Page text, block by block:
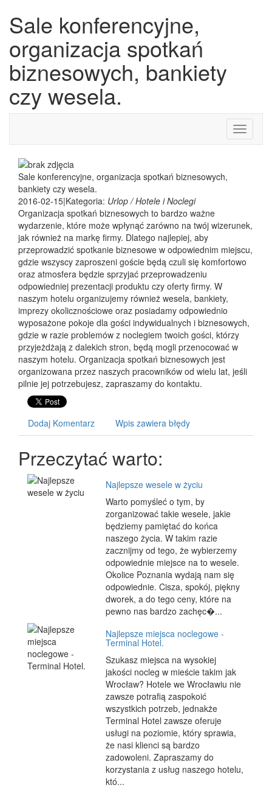
Sale konferencyjne,
organizacja spotkań
biznesowych, bankiety
czy wesela.
Toggle
Sale konferencyjne, organizacja spotkań biznesowych,
bankiety czy wesela.
2016-02-15|Kategoria: Urlop / Hotele i Noclegi
Organizacja spotkań biznesowych to bardzo ważne
wydarzenie, które może wpłynąć zarówno na twój wizerunek,
jak również na markę firmy. Dlatego najlepiej, aby
przeprowadzić spotkanie biznesowe w odpowiednim miejscu,
gdzie wszyscy zaproszeni goście będą czuli się komfortowo
oraz atmosfera będzie sprzyjać przeprowadzeniu
odpowiedniej prezentacji produktu czy oferty firmy. W
naszym hotelu organizujemy również wesela, bankiety,
imprezy okolicznościowe oraz posiadamy odpowiednio
wyposażone pokoje dla gości indywidualnych i biznesowych,
gdzie w razie problemów z noclegiem twoich gości, którzy
przyjeżdżają z dalekich stron, będą mogli przenocować w
naszym hotelu. Organizacja spotkań biznesowych jest
organizowana przez naszych pracowników od wielu lat, jeśli
pilnie jej potrzebujesz, zapraszamy do kontaktu.
Dodaj Komentarz Wpis zawiera błędy
Przeczytać warto:
Najlepsze wesele w życiu
Warto pomyśleć o tym, by
zorganizować takie wesele, jakie
będziemy pamiętać do końca
naszego życia. W takim razie
zacznijmy od tego, że wybierzemy
odpowiednie miejsce na to wesele.
Okolice Poznania wydają nam się
odpowiednie. Cisza, spokój, piękny
dworek, a do tego ceny, które na
pewno nas bardzo zachęc�...
Najlepsze miejsca noclegowe -
Terminal Hotel.
Szukasz miejsca na wysokiej
jakości nocleg w mieście takim jak
Wrocław? Hotele we Wrocławiu nie
zawsze potrafią zaspokoić
wszystkich potrzeb, jednakże
Terminal Hotel zawsze oferuje
usługi na poziomie, który sprawia,
że nasi klienci są bardzo
zadowoleni. Zapraszamy do
korzystania z usług naszego hotelu,
któ...